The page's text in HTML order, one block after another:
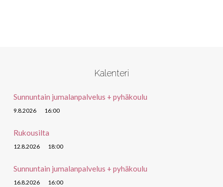
Kalenteri
Sunnuntain jumalanpalvelus + pyhäkoulu
9.8.2026 16:00
Rukousilta
12.8.2026 18:00
Sunnuntain jumalanpalvelus + pyhäkoulu
16.8.2026 16:00